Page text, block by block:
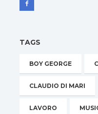
TAGS
BOY GEORGE
CLAUDIO DI MARI
LAVORO